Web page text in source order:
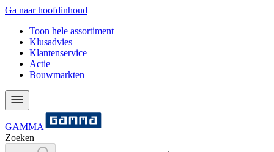
Ga naar hoofdinhoud
Toon hele assortiment
Klusadvies
Klantenservice
Actie
Bouwmarkten
GAMMA
Zoeken